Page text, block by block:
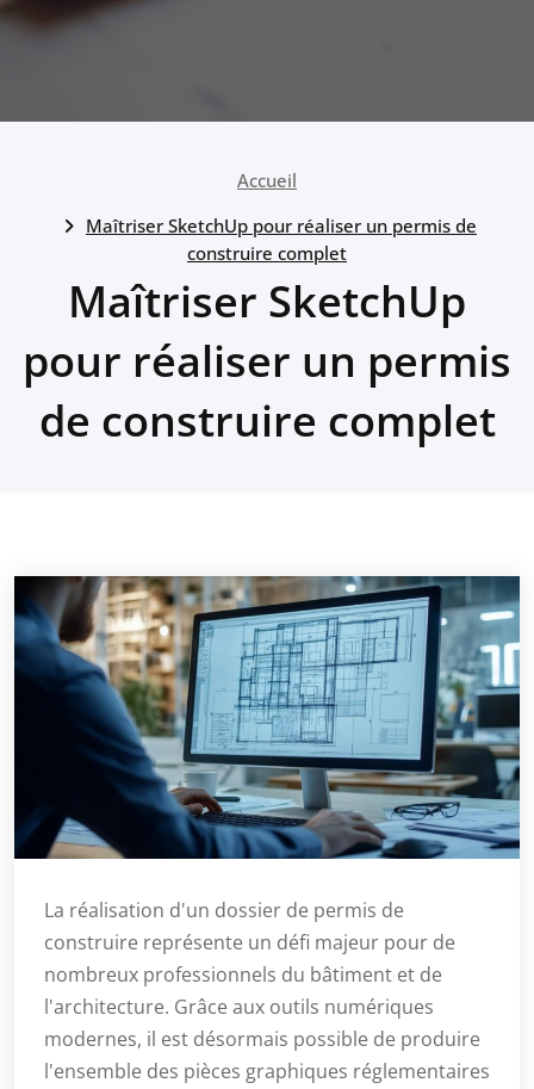
Accueil
Maîtriser SketchUp pour réaliser un permis de
construire complet
Maîtriser SketchUp
pour réaliser un permis
de construire complet
La réalisation d'un dossier de permis de
construire représente un défi majeur pour de
nombreux professionnels du bâtiment et de
l'architecture. Grâce aux outils numériques
modernes, il est désormais possible de produire
l'ensemble des pièces graphiques réglementaires